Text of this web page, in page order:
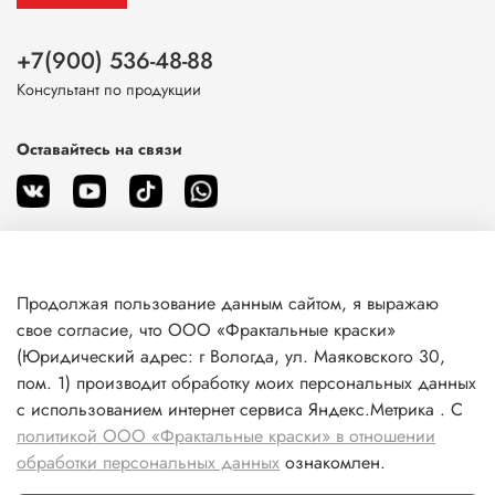
Первый слой ≈ 75-100 мл/кв.м. (13 кв.м./л)
Второй слой ≈ 40 мл/кв.м. (25 кв.м./л)
На пиленой древесине - до 8 кв.м./л
Нанесение:
После проведения работ инструмент очистить
разбавителем
или уайт-спиритом.
Хранение:
В сухом прохладном месте.
Срок хранения 5 лет. Не
боится замерзания. Хранить в невскрытой заводской
упаковке вдали от огня, источников излучения,
нагревательных и осветительных приборов.
О магазине
Клиентам
Информация
+7(900) 536-48-88
Консультант по продукции
Оставайтесь на связи
Продолжая пользование данным сайтом, я выражаю
свое согласие, что ООО «Фрактальные краски»
(Юридический адрес: г Вологда, ул. Маяковского 30,
пом. 1) производит обработку моих персональных данных
с использованием интернет сервиса Яндекс.Метрика . С
политикой ООО «Фрактальные краски» в отношении
обработки персональных данных ознакомлен.